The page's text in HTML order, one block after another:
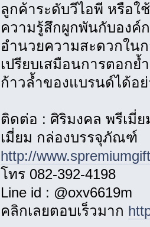
ลูกค้าระดับวีไอพี หรือใ
ความรู้สึกผูกพันกับองค์
อำนวยความสะดวกใน
เปรียบเสมือนการตอก
ก้าวล้ำของแบรนด์ได้อ
ติดต่อ : ศิริมงคล พรีเมี่
เมี่ยม กล่องบรรจุภัณฑ์
http://
โทร 082-392-4198
Line id : @oxv6619m
คลิกเลยตอบเร็วมาก